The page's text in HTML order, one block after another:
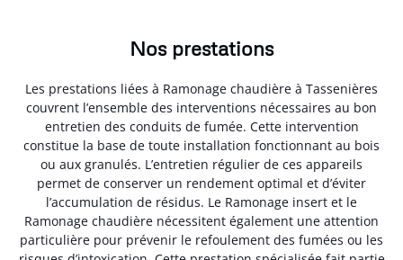
Nos prestations
Les prestations liées à Ramonage chaudière à Tassenières
couvrent l’ensemble des interventions nécessaires au bon
entretien des conduits de fumée. Cette intervention
constitue la base de toute installation fonctionnant au bois
ou aux granulés. L’entretien régulier de ces appareils
permet de conserver un rendement optimal et d’éviter
l’accumulation de résidus. Le Ramonage insert et le
Ramonage chaudière nécessitent également une attention
particulière pour prévenir le refoulement des fumées ou les